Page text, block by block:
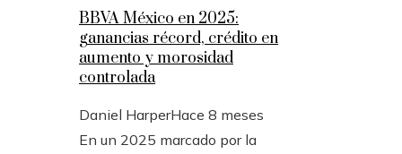
BBVA México en 2025:
ganancias récord, crédito en
aumento y morosidad
controlada
Daniel HarperHace 8 meses
En un 2025 marcado por la